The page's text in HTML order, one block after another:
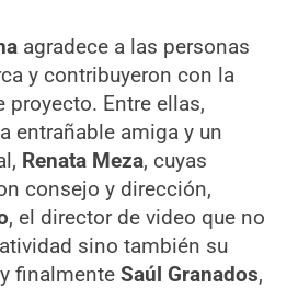
agradece a las personas
y contribuyeron con la
proyecto. Entre ellas,
entrañable amiga y un
Renata Meza, cuyas
consejo y dirección,
, el director de video que no
sino también su
finalmenteSaúl Granados,